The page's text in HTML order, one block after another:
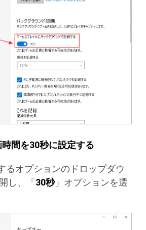
間を30秒に設定する
るオプションのドロップダウ
し、「 30秒」オプションを選